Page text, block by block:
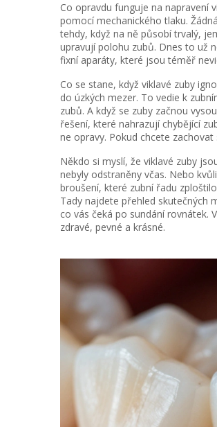
Co opravdu funguje na napravení
pomocí mechanického tlaku.
tehdy, když na ně působí trvalý,
upravují polohu zubů. Dnes to už
fixní aparáty, které jsou téměř
Co se stane, když viklavé zuby
do úzkých mezer. To vedie k
zubů. A když se zuby začnou
řešení, které nahrazují chybějící
ne opravy. Pokud chcete
Někdo si myslí, že viklavé zuby
nebyly odstraněny včas. Nebo
broušení, které zubní řadu
Tady najdete přehled skutečných
co vás čeká po sundání
zdravé, pevné a krásné.